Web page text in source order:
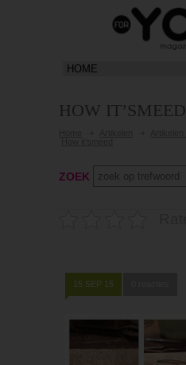
HOW IT’SMEED
ZOEK
15 SEP 15